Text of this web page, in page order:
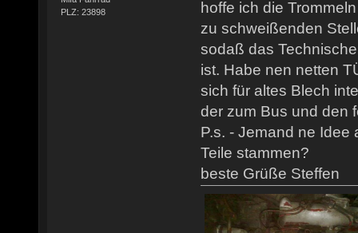
PLZ: 23898
hoffe ich die
zu schweißenden
sodaß das
ist. Habe nen netten
sich für altes Blech
der zum Bus und den
P.s. - Jemand ne
Teile stammen?
beste Grüße Steffen